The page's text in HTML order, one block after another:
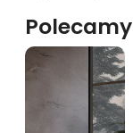
Polecamy